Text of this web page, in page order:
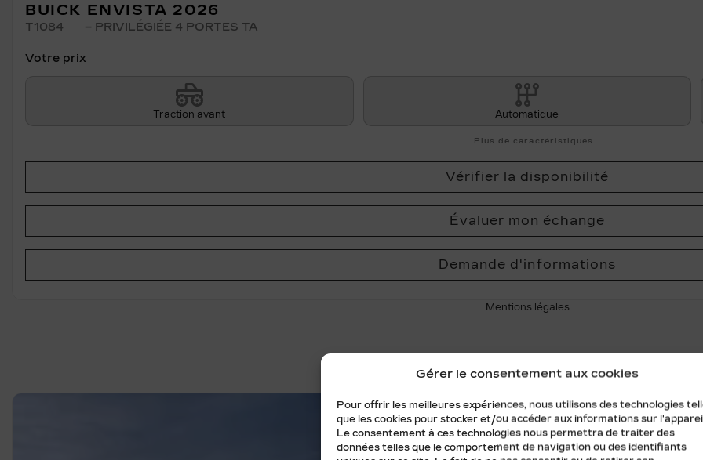
Gérer le consentement aux cookies
Pour offrir les meilleures expériences, nous utilisons des technologies
que les cookies pour stocker et/ou accéder aux informations sur
Le consentement à ces technologies nous permettra de traiter des
données telles que le comportement de navigation ou des identifiants
BUICK ENVISTA 2026
T1084 – PRIVILÉGIÉE 4 PORTES TA
Votre prix
Traction avant Automatique
Plus de caractéristiques
Vérifier la disponibilité
Évaluer mon échange
Demande d'informations
Mentions légales